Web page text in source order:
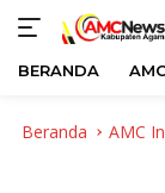
BERANDA
Beranda AMC